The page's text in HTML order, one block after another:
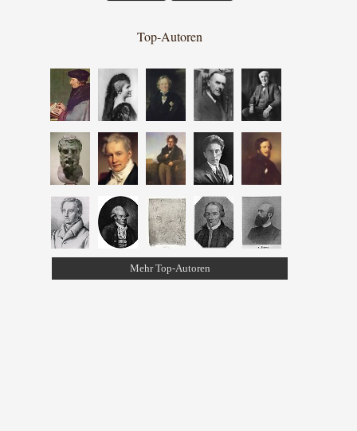
Top-Autoren
Mehr Top-Autoren